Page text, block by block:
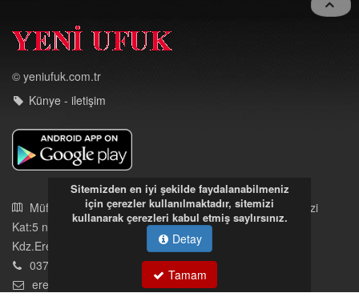
© yeniufuk.com.tr
Künye - iletişim
Müftü Mahallesi Ateş Ahmet Sokak Cerrahoğlu İşmerkezi
Kat:5 no:2
Sitemizden en iyi şekilde faydalanabilmeniz
için çerezler kullanılmaktadır, sitemizi
kullanarak çerezleri kabul etmiş saylırsınız.
Detay
Tamam